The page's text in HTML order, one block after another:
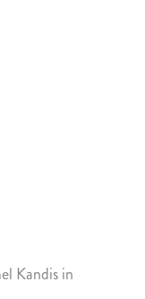
Kandis in